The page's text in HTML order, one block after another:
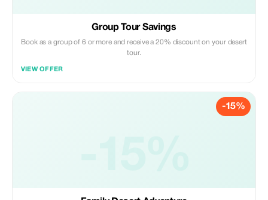
Group Tour Savings
Book as a group of 6 or more and receive a 20% discount on your desert
tour.
VIEW OFFER
-15%